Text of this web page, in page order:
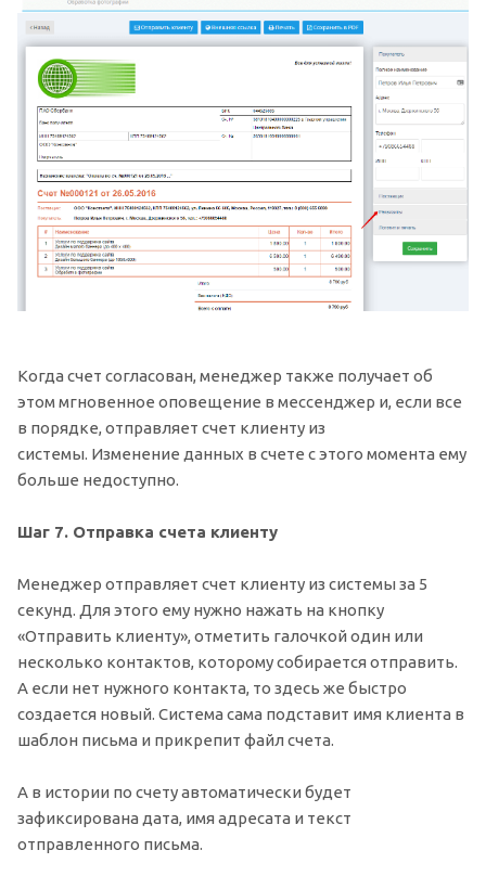
Когда счет согласован, менеджер также получает об
этом мгновенное оповещение в мессенджер и, если все
в порядке, отправляет счет клиенту из
системы. Изменение данных в счете с этого момента ему
больше недоступно.
Шаг 7. Отправка счета клиенту
Менеджер отправляет счет клиенту из системы за 5
секунд. Для этого ему нужно нажать на кнопку
«Отправить клиенту», отметить галочкой один или
несколько контактов, которому собирается отправить.
А если нет нужного контакта, то здесь же быстро
создается новый. Система сама подставит имя клиента в
шаблон письма и прикрепит файл счета.
А в истории по счету автоматически будет
зафиксирована дата, имя адресата и текст
отправленного письма.